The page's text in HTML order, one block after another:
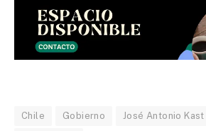
Chile Gobierno José Antonio Kast